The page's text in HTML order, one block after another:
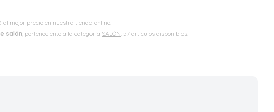
al mejor precio en nuestra tienda online.
salón, perteneciente a la categoría SALÓN. 57 artículos disponibles.